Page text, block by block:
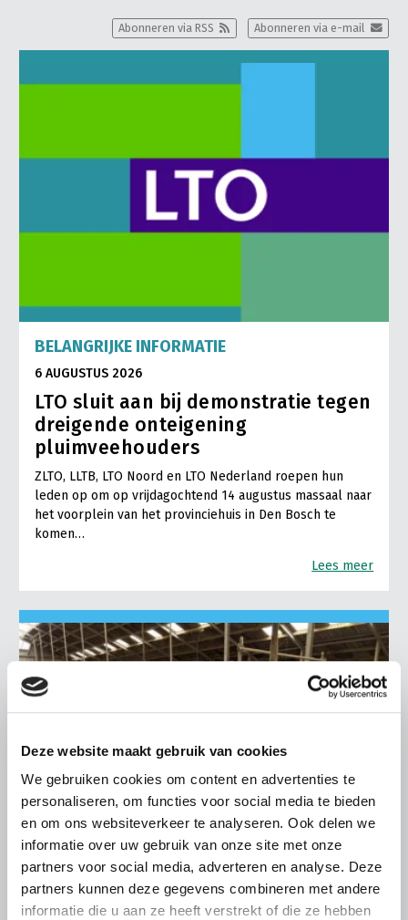
Deze website maakt gebruik van cookies
We gebruiken cookies om content en advertenties te
personaliseren, om functies voor social media te bieden
en om ons websiteverkeer te analyseren. Ook delen we
informatie over uw gebruik van onze site met onze
partners voor social media, adverteren en analyse. Deze
partners kunnen deze gegevens combineren met andere
informatie die u aan ze heeft verstrekt of die ze hebben
Abonneren via e-mail
Abonneren via RSS
BELANGRIJKE INFORMATIE
6 AUGUSTUS 2026
LTO sluit aan bij demonstratie tegen
dreigende onteigening
pluimveehouders
ZLTO, LLTB, LTO Noord en LTO Nederland roepen hun
leden op om op vrijdagochtend 14 augustus massaal naar
het voorplein van het provinciehuis in Den Bosch te
komen…
Lees meer
LTO LOBBY